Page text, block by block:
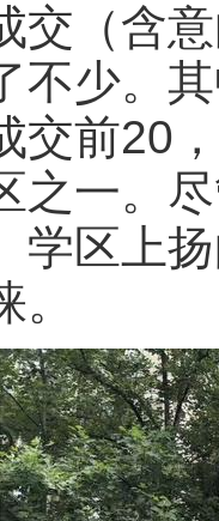
交（含
不少。
交前20
之一。
学区上